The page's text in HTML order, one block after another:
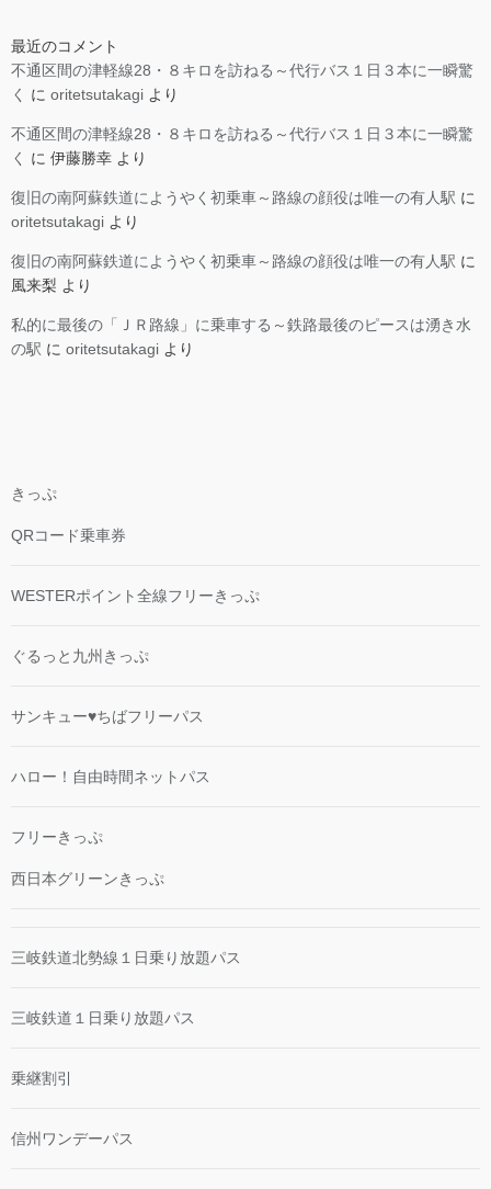
最近のコメント
不通区間の津軽線28・８キロを訪ねる～代行バス１日３本に一瞬驚
く
に oritetsutakagi より
不通区間の津軽線28・８キロを訪ねる～代行バス１日３本に一瞬驚
く
に 伊藤勝幸 より
復旧の南阿蘇鉄道にようやく初乗車～路線の顔役は唯一の有人駅 に
oritetsutakagi より
復旧の南阿蘇鉄道にようやく初乗車～路線の顔役は唯一の有人駅 に
風来梨 より
私的に最後の「ＪＲ路線」に乗車する～鉄路最後のピースは湧き水
の駅 に oritetsutakagi より
きっぷ
QRコード乗車券
WESTERポイント全線フリーきっぷ
ぐるっと九州きっぷ
サンキュー♥ちばフリーパス
ハロー！自由時間ネットパス
フリーきっぷ
西日本グリーンきっぷ
三岐鉄道北勢線１日乗り放題パス
三岐鉄道１日乗り放題パス
乗継割引
信州ワンデーパス